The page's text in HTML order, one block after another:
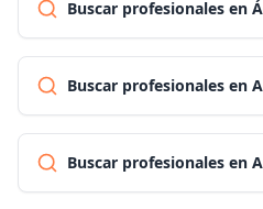
Buscar profesionales en
Buscar profesionales en
Buscar profesionales en